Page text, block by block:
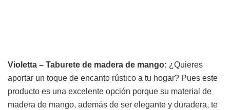
Violetta – Taburete de madera de mango: ¿Quieres
aportar un toque de encanto rústico a tu hogar? Pues este
producto es una excelente opción porque su material de
madera de mango, además de ser elegante y duradera, te